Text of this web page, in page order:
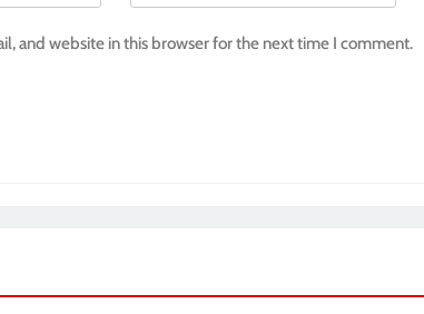
and website in this browser for the next time I comment.